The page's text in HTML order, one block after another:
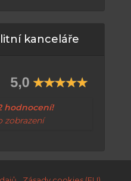
kanceláře
hodnocení!
zobrazení